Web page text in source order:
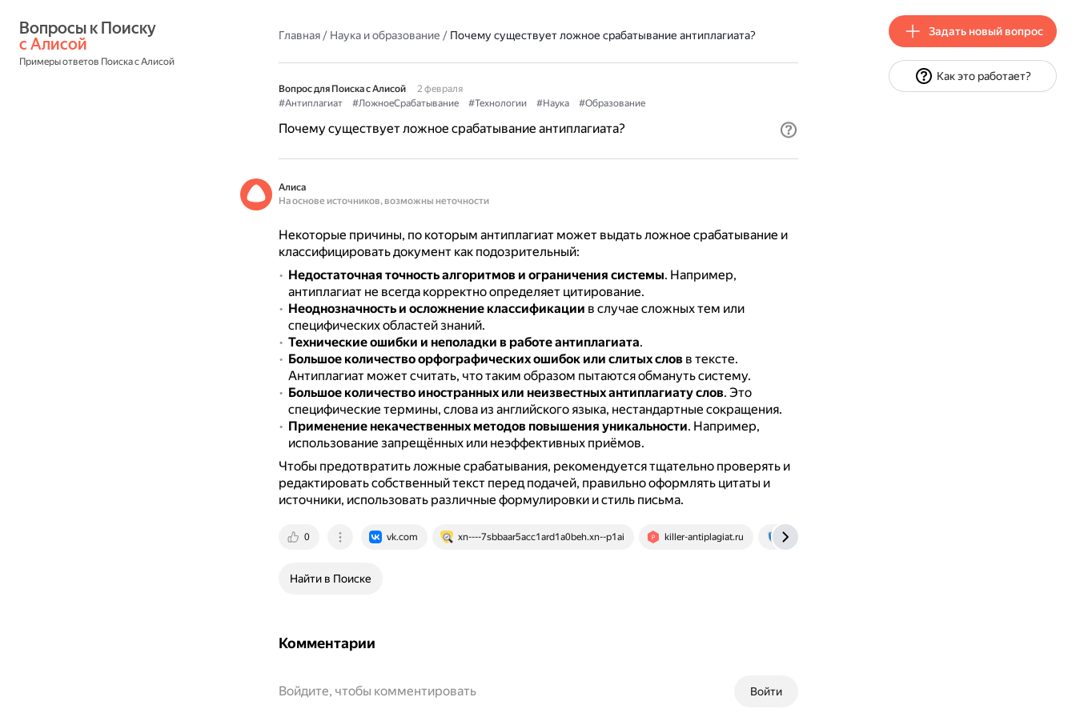
с Алисой
Примеры ответов Поиска с Алисой
Главная/ Наука и образование / Почему существует ложное срабатывание антиплагиата?
Вопрос для Поиска с Алисой
2 февраля
#Антиплагиат
#ЛожноеСрабатывание #Технологии #Наука #Образование
Почему существует ложное срабатывание антиплагиата?
Алиса
На основе источников, возможны неточности
Некоторые причины, по которым антиплагиат может выдать ложное срабатывание и
классифицировать документ как подозрительный:
Недостаточная точность алгоритмов и ограничения системы. Например,
антиплагиат не всегда корректно определяет цитирование.
Неоднозначность и осложнение классификации в случае сложных тем или
специфических областей знаний.
Технические ошибки и неполадки в работе антиплагиата.
Большое количество орфографических ошибок или слитых словв тексте.
Антиплагиат может считать, что таким образом пытаются обмануть систему.
Большое количество иностранных или неизвестных антиплагиату слов. Это
специфические термины, слова из английского языка, нестандартные сокращения.
Применение некачественных методов повышения уникальности. Например,
использование запрещённых или неэффективных приёмов.
Чтобы предотвратить ложные срабатывания, рекомендуется тщательно проверять и
редактировать собственный текст перед подачей, правильно оформлять цитаты и
источники, использовать различные формулировки и стиль письма.
0 vk.com xn----7sbbaar5acc1ard1a0beh.xn--p1ai killer-antiplagiat.ru antiplagiat.ru
Найти в Поиске
Комментарии
Войти
Войдите, чтобы комментировать
Задать новый вопрос
Как это работает?